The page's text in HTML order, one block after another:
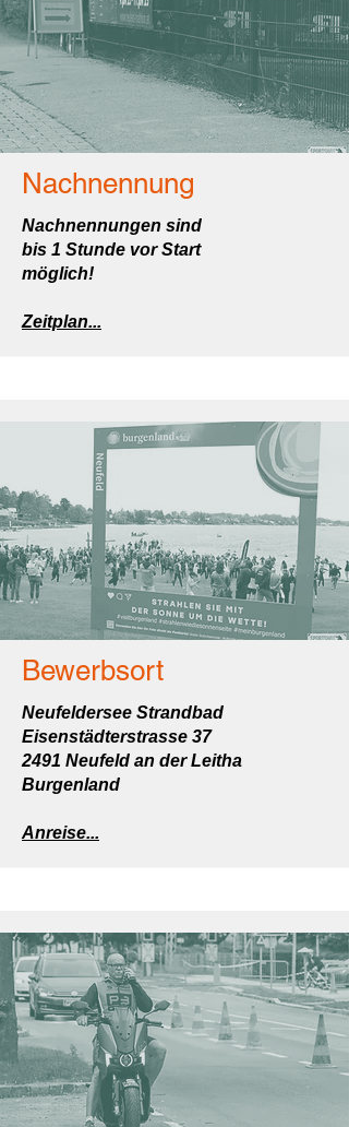
Nachnennung
Nachnennungen sind
bis 1 Stunde vor Start
möglich!
Zeitplan...
Bewerbsort
Neufeldersee Strandbad
Eisenstädterstrasse 37
2491 Neufeld an der Leitha
Burgenland
Anreise...